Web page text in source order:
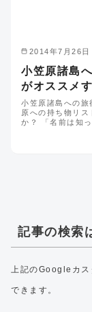
2014年7月26日
小笠原諸島
がオススメ
小笠原諸島への
原への持ち物リス
か？ 「名前は知
記事の検索
上記のGoogleカス
できます。